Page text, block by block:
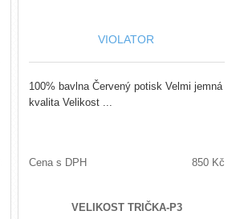
VIOLATOR
100% bavlna Červený potisk Velmi jemná
kvalita Velikost ...
Cena s DPH 850 Kč
VELIKOST TRIČKA-P3